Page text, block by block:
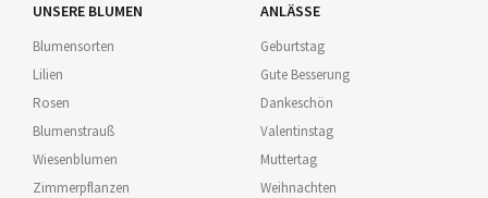
UNSERE BLUMEN
Blumensorten
Lilien
Rosen
Blumenstrauß
Wiesenblumen
Zimmerpflanzen
ANLÄSSE
Geburtstag
Gute Besserung
Dankeschön
Valentinstag
Muttertag
Weihnachten